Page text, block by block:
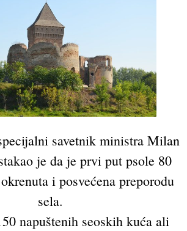
savetnik ministra Milan
je da je prvi put psole 80
i posvećena preporodu
sela.
napuštenih seoskih kuća ali